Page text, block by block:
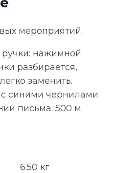
мероприятий.
нажимной
разбирается,
заменить.
синими чернилами.
письма: 500 м.
6.50 кг